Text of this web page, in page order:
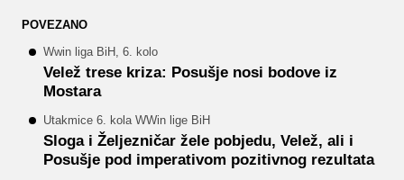
POVEZANO
Wwin liga BiH, 6. kolo
Velež trese kriza: Posušje nosi bodove iz
Mostara
Utakmice 6. kola WWin lige BiH
Sloga i Željezničar žele pobjedu, Velež, ali i
Posušje pod imperativom pozitivnog rezultata